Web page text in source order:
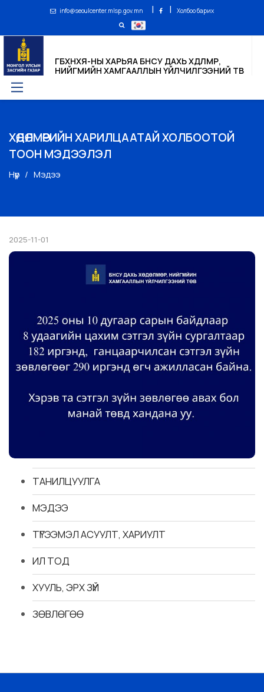
info@seoulcenter.mlsp.gov.mn | | Холбоо барих
ГБХНХЯ-НЫ ХАРЬЯА БНСУ ДАХЬ ХӨДӨЛМӨР,
НИЙГМИЙН ХАМГААЛЛЫН ҮЙЛЧИЛГЭЭНИЙ ТӨВ
ХӨДӨЛМӨРИЙН ХАРИЛЦААТАЙ ХОЛБООТОЙ
ТООН МЭДЭЭЛЭЛ
Нүүр Мэдээ
2025-11-01
ТАНИЛЦУУЛГА
МЭДЭЭ
ТҮГЭЭМЭЛ АСУУЛТ, ХАРИУЛТ
ИЛ ТОД
ХУУЛЬ, ЭРХ ЗҮЙ
ЗӨВЛӨГӨӨ